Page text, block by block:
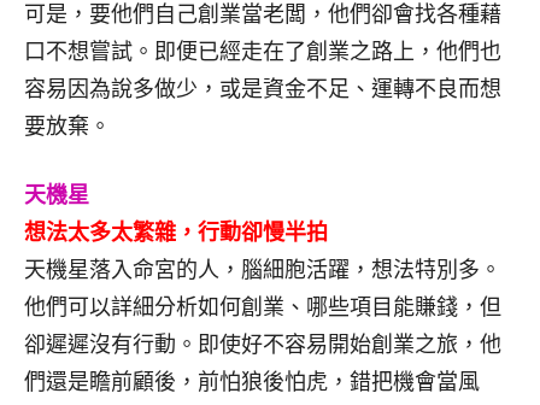
可是，要他們自己創業當老闆，他們卻會找各種藉
口不想嘗試。即便已經走在了創業之路上，他們也
容易因為說多做少，或是資金不足、運轉不良而想
要放棄。
天機星
想法太多太繁雜，行動卻慢半拍
天機星落入命宮的人，腦細胞活躍，想法特別多。
他們可以詳細分析如何創業、哪些項目能賺錢，但
卻遲遲沒有行動。即使好不容易開始創業之旅，他
們還是瞻前顧後，前怕狼後怕虎，錯把機會當風